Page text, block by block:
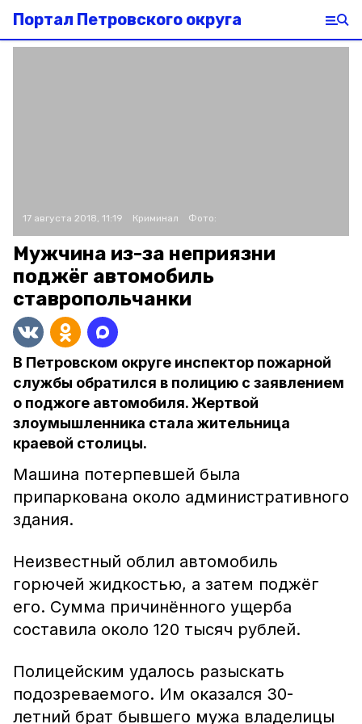
Портал Петровского округа
17 августа 2018, 11:19 Криминал Фото:
Мужчина из-за неприязни
поджёг автомобиль
ставропольчанки
В Петровском округе инспектор пожарной
службы обратился в полицию с заявлением
о поджоге автомобиля. Жертвой
злоумышленника стала жительница
краевой столицы.
Машина потерпевшей была
припаркована около административного
здания.
Неизвестный облил автомобиль
горючей жидкостью, а затем поджёг
его. Сумма причинённого ущерба
составила около 120 тысяч рублей.
Полицейским удалось разыскать
подозреваемого. Им оказался 30-
летний брат бывшего мужа владелицы